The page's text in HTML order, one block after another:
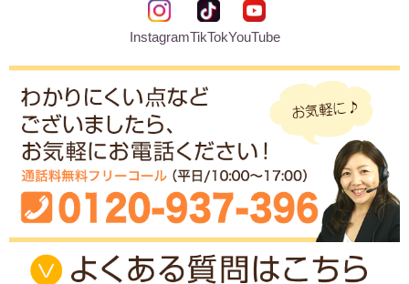
InstagramTikTokYouTube